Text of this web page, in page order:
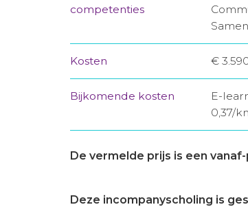
competenties
Kosten €
Bijkomende kosten
E-
0,37/
De vermelde prijs is een vanaf-
Deze incompanyscholing is